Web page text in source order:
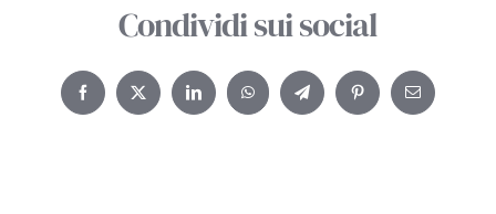
Condividi sui social
FacebookTwitter LinkedInWhatsAppTelegramPinterestEmail